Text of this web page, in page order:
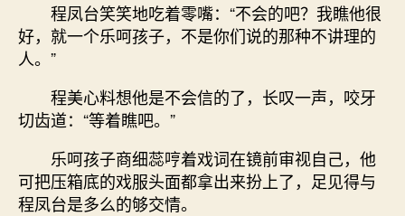
程凤台笑笑地吃着零嘴：“不会的吧？我瞧他很
好，就一个乐呵孩子，不是你们说的那种不讲理的
人。”
程美心料想他是不会信的了，长叹一声，咬牙
切齿道：“等着瞧吧。”
乐呵孩子商细蕊哼着戏词在镜前审视自己，他
可把压箱底的戏服头面都拿出来扮上了，足见得与
程凤台是多么的够交情。